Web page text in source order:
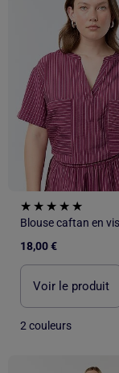
18,00 €
Voir le produit
2 couleurs